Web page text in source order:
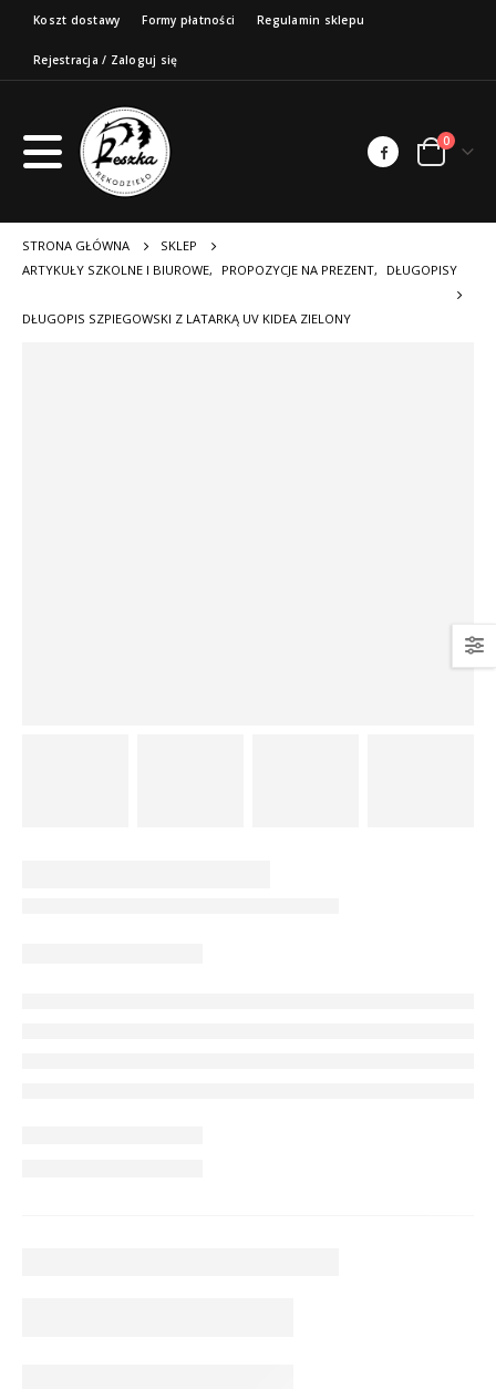
Koszt dostawy Formy płatności Regulamin sklepu
Rejestracja / Zaloguj się
0
STRONA GŁÓWNA
SKLEP
ARTYKUŁY SZKOLNE I BIUROWE, PROPOZYCJE NA PREZENT, DŁUGOPISY
DŁUGOPIS SZPIEGOWSKI Z LATARKĄ UV KIDEA ZIELONY